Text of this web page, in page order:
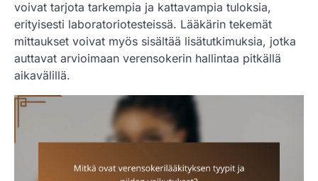
voivat tarjota tarkempia ja kattavampia tuloksia,
erityisesti laboratoriotesteissä. Lääkärin tekemät
mittaukset voivat myös sisältää lisätutkimuksia, jotka
auttavat arvioimaan verensokerin hallintaa pitkällä
aikavälillä.